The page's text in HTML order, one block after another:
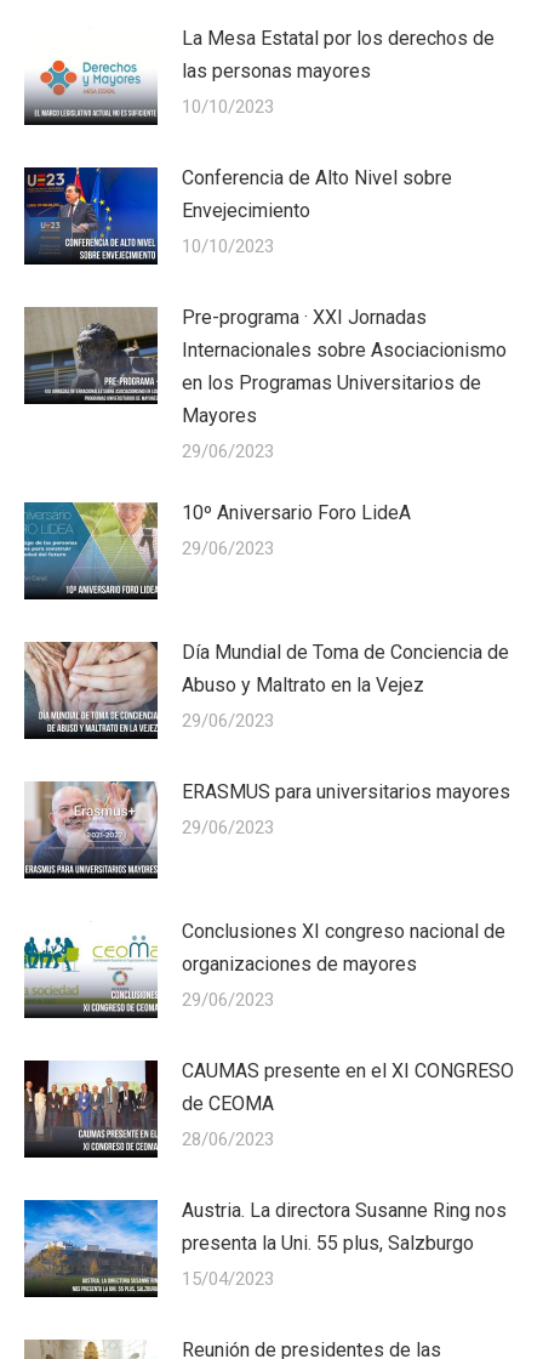
La Mesa Estatal por los derechos de
las personas mayores
10/10/2023
Conferencia de Alto Nivel sobre
Envejecimiento
10/10/2023
Pre-programa · XXI Jornadas
Internacionales sobre Asociacionismo
en los Programas Universitarios de
Mayores
29/06/2023
10º Aniversario Foro LideA
29/06/2023
Día Mundial de Toma de Conciencia de
Abuso y Maltrato en la Vejez
29/06/2023
ERASMUS para universitarios mayores
29/06/2023
Conclusiones XI congreso nacional de
organizaciones de mayores
29/06/2023
CAUMAS presente en el XI CONGRESO
de CEOMA
28/06/2023
Austria. La directora Susanne Ring nos
presenta la Uni. 55 plus, Salzburgo
15/04/2023
Reunión de presidentes de las